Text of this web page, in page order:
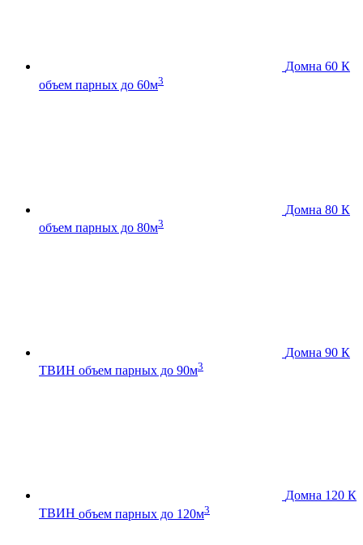
Домна 60 К
объем парных до 60м3
Домна 80 К
объем парных до 80м3
Домна 90 К
ТВИН объем парных до 90м3
Домна 120 К
ТВИН объем парных до 120м3